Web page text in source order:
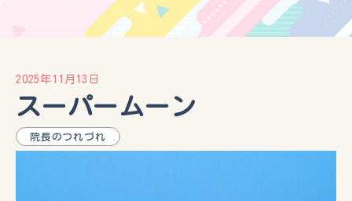
2025年11月13日
スーパームーン
院長のつれづれ